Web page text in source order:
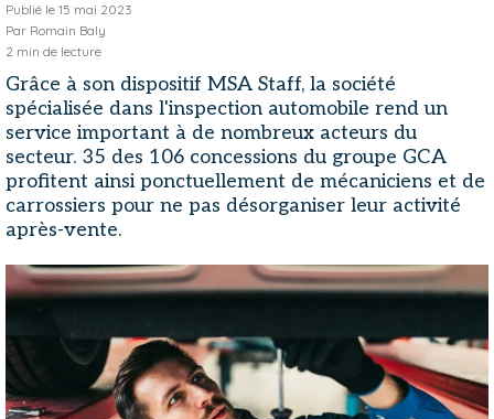
Publié le 15 mai 2023
Par Romain Baly
2 min de lecture
Grâce à son dispositif MSA Staff, la société
spécialisée dans l'inspection automobile rend un
service important à de nombreux acteurs du
secteur. 35 des 106 concessions du groupe GCA
profitent ainsi ponctuellement de mécaniciens et de
carrossiers pour ne pas désorganiser leur activité
après-vente.